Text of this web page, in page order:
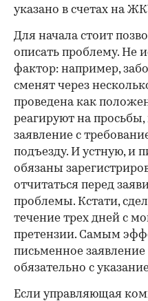
указано в счетах на
Для начала стоит
описать проблему. Не
фактор: например,
сменят через
проведена как
реагируют на
заявление с
подъезду. И устную, и
обязаны
отчитаться перед
проблемы. Кстати,
течение трех дней с
претензии. Самым
письменное
обязательно с
Если управляющая